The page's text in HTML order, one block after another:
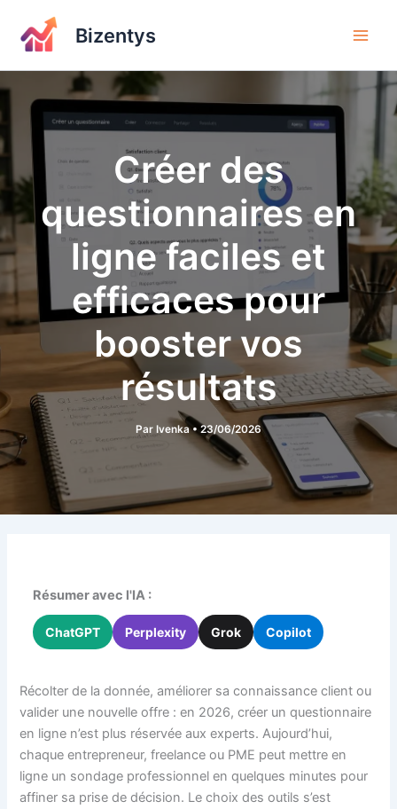
contenu
Bizentys
Créer des
questionnaires en
ligne faciles et
efficaces pour
booster vos
résultats
Par Ivenka• 23/06/2026
Résumer avec l'IA :
ChatGPT Perplexity Grok Copilot
Récolter de la donnée, améliorer sa connaissance client ou
valider une nouvelle offre : en 2026, créer un questionnaire
en ligne n’est plus réservée aux experts. Aujourd’hui,
chaque entrepreneur, freelance ou PME peut mettre en
ligne un sondage professionnel en quelques minutes pour
affiner sa prise de décision. Le choix des outils s’est